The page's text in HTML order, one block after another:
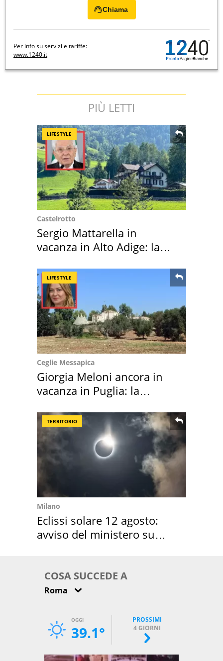
Chiama
Per info su servizi e tariffe:
www.1240.it
PIÙ LETTI
LIFESTYLE
Castelrotto
Sergio Mattarella in
vacanza in Alto Adige: la
LIFESTYLE
Ceglie Messapica
Giorgia Meloni ancora in
vacanza in Puglia: la
TERRITORIO
Milano
Eclissi solare 12 agosto:
avviso del ministero su